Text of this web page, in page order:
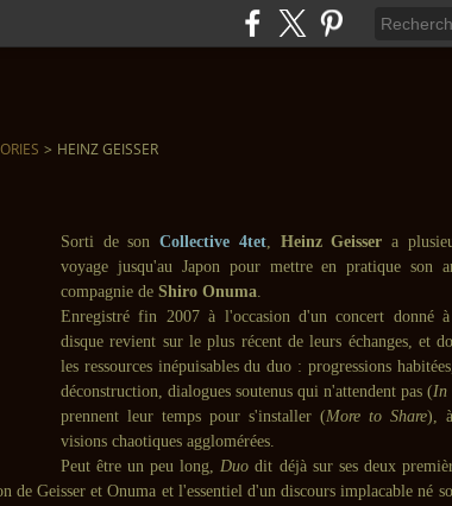
> HEINZ GEISSER
Sorti de son Collective 4tet, Heinz Geisser a
voyage jusqu'au Japon pour mettre en pratique son
compagnie de Shiro Onuma.
Enregistré fin 2007 à l'occasion d'un concert donné
disque revient sur le plus récent de leurs échanges, et
les ressources inépuisables du duo : progressions
déconstruction, dialogues soutenus qui n'attendent pas (In
prennent leur temps pour s'installer (More to Share),
visions chaotiques agglomérées.
Peut être un peu long,Duo dit déjà sur ses deux
de Geisser et Onuma et l'essentiel d'un discours implacable né